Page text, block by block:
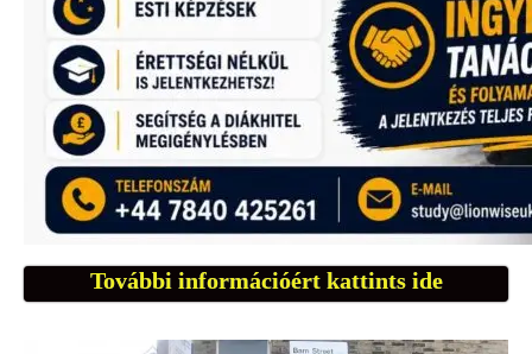
További információért kattints ide